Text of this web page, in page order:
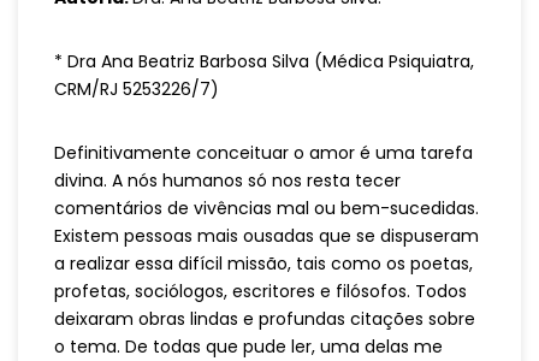
* Dra Ana Beatriz Barbosa Silva (Médica Psiquiatra,
CRM/RJ 5253226/7)
Definitivamente conceituar o amor é uma tarefa
divina. A nós humanos só nos resta tecer
comentários de vivências mal ou bem-sucedidas.
Existem pessoas mais ousadas que se dispuseram
a realizar essa difícil missão, tais como os poetas,
profetas, sociólogos, escritores e filósofos. Todos
deixaram obras lindas e profundas citações sobre
o tema. De todas que pude ler, uma delas me